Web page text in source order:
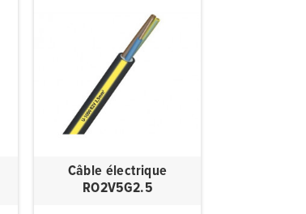
Câble électrique
RO2V5G2.5